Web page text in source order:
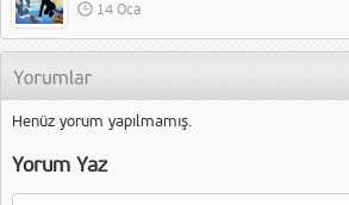
14 Oca
Henüz yorum yapılmamış.
Yorum Yaz